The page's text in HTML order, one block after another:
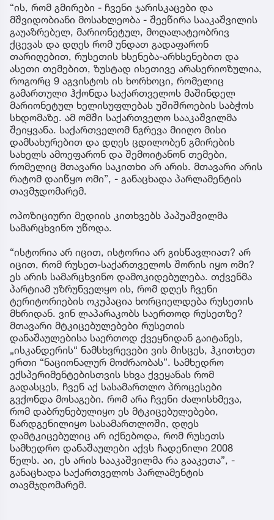
“ის, რომ გმირები - ჩვენი ჯარისკაცები და
მშვიდობიანი მოსახლეობა - შეეწირა სააკაშვილის
გაუაზრებელ, მარიონეტულ, მოღალატეობრივ
ქცევას და დღეს რომ უნდათ გადაფარონ
თარიღებით, რუსეთის ხსენება-არხსენებით და
ასეთი თემებით, ზუსტად ისეთივე არასერიოზულია,
როგორც 9 აგვისტოს ის ხორხოცი, რომელიც
გამართული ჰქონდა საქართველოს მაშინდელ
მარიონეტულ ხელისუფლებას უშიშროების საბჭოს
სხდომაზე. ამ ომში საქართველო სააკაშვილმა
შეიყვანა. საქართველომ ნგრევა მიიღო მისი
დამსახურებით და დღეს ცდილობენ გმირების
სახელს ამოეფარონ და შემოიტანონ თემები,
რომელიც მთავარი საკითხი არ არის. მთავარი არის
რატომ დაიწყო ომი”, - განაცხადა პარლამენტის
თავმჯდომარემ.
ოპოზიციური მედიის კითხვებს პაპუაშვილმა
სამარცხვინო უწოდა.
“ისტორია არ იცით, ისტორია არ გისწავლიათ? არ
იცით, რომ რუსეთ-საქართველოს შორის იყო ომი?
ეს არის სამარცხვინო დამოკიდებულება. თქვენმა
პარტიამ უზრუნველყო ის, რომ დღეს ჩვენი
ტერიტორიების ოკუპაცია ხორციელდება რუსეთის
მხრიდან. ვინ ლაპარაკობს საერთოდ რუსეთზე?
მთავარი მტკიცებულებები რუსეთის
დანაშაულებისა საერთოდ ქვეყნიდან გაიტანეს,
„ისკანდერის“ ნამსხვრევები ვის მისცეს, ჰკითხეთ
ერთი “ნაციონალურ მოძრაობას”. სამხედრო
ექსპერიმენტებისთვის სხვა ქვეყანას რომ
გადასცეს, ჩვენ აქ სასამართლო პროცესები
გვქონდა მოსაგები. რომ არა ჩვენი ძალისხმევა,
რომ დაბრუნებულიყო ეს მტკიცებულებები,
წარდგენილიყო სასამართლოში, დღეს
დამტკიცებულიც არ იქნებოდა, რომ რუსეთს
სამხედრო დანაშაულები აქვს ჩადენილი 2008
წელს. აი, ეს არის სააკაშვილმა რა გააკეთა”, -
განაცხადა საქართველოს პარლამენტის
თავმჯდომარემ.